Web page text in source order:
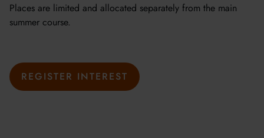
Places are limited and allocated separately from the main
summer course.
REGISTER INTEREST